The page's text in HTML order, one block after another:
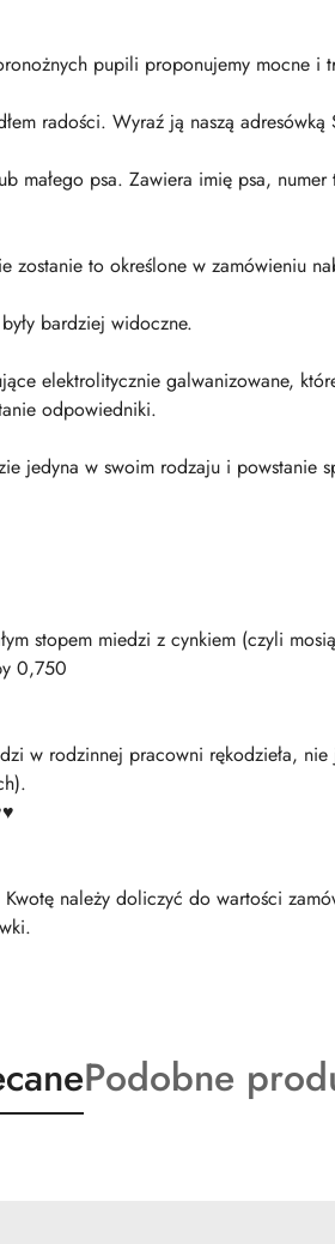
pupili proponujemy mocne i
radości. Wyraź ją naszą
psa. Zawiera imię psa,
zostanie to określone w zamówieniu
bardziej widoczne.
elektrolitycznie galwanizowane,
odpowiedniki.
jedyna w swoim rodzaju i
stopem miedzi z cynkiem (czyli
0,750
w rodzinnej pracowni rękodzieła,
należy doliczyć do wartości
Produkty
o
Podobne